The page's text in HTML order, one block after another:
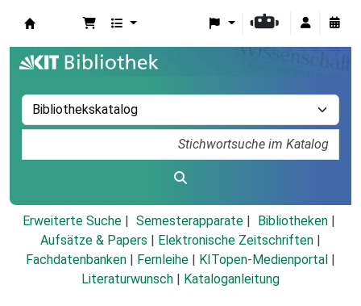
Erweiterte Suche Semesterapparate
Bibliotheken
Aufsätze & Papers
Elektronische Zeitschriften
Fachdatenbanken
Fernleihe KITopen-Medienportal
Literaturwunsch
Kataloganleitung